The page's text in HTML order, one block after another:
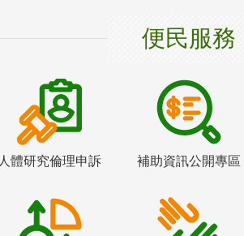
便民服務
人體研究倫理申訴 補助資訊公開專區